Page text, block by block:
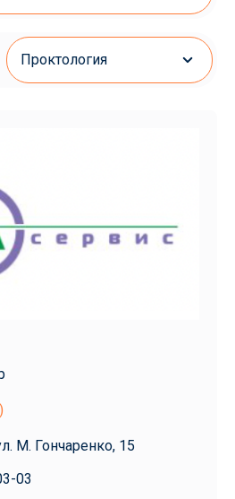
Проктология
М. Гончаренко, 15
03